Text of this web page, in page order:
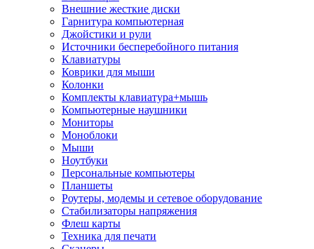
Внешние жесткие диски
Гарнитура компьютерная
Джойстики и рули
Источники бесперебойного питания
Клавиатуры
Коврики для мыши
Колонки
Комплекты клавиатура+мышь
Компьютерные наушники
Мониторы
Моноблоки
Мыши
Ноутбуки
Персональные компьютеры
Планшеты
Роутеры, модемы и сетевое оборудование
Стабилизаторы напряжения
Флеш карты
Техника для печати